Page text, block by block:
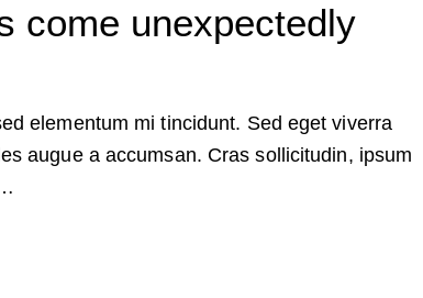
come unexpectedly
elementum mi tincidunt. Sed eget viverra
augue a accumsan. Cras sollicitudin, ipsum